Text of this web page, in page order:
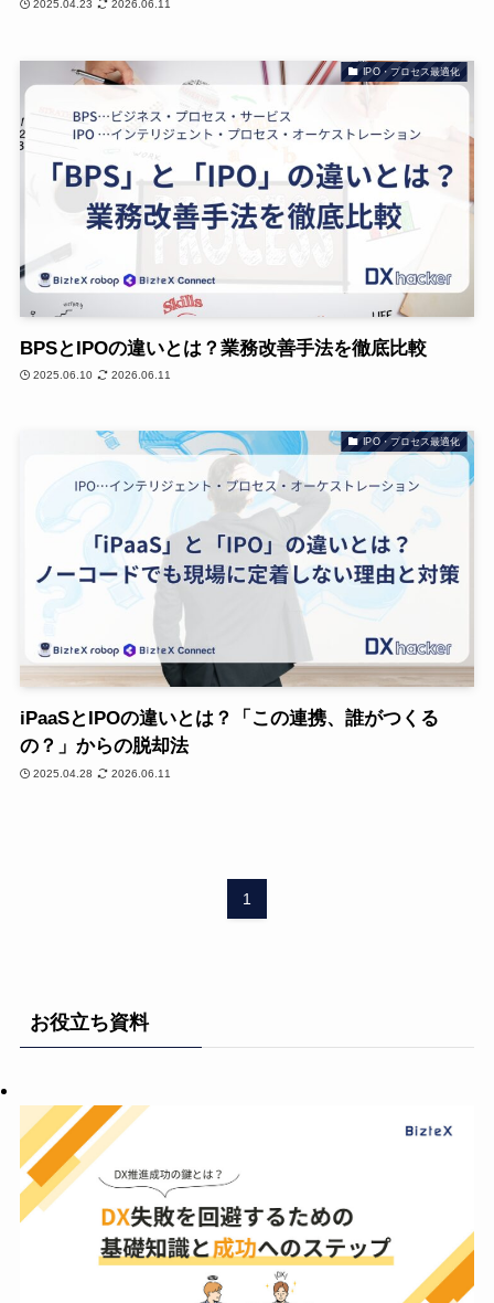
2025.04.23 2026.06.11
IPO・プロセス最適化
BPSとIPOの違いとは？業務改善手法を徹底比較
2025.06.10 2026.06.11
IPO・プロセス最適化
iPaaSとIPOの違いとは？「この連携、誰がつくる
の？」からの脱却法
2025.04.28 2026.06.11
1
お役立ち資料